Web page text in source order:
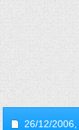
26/12/2006,